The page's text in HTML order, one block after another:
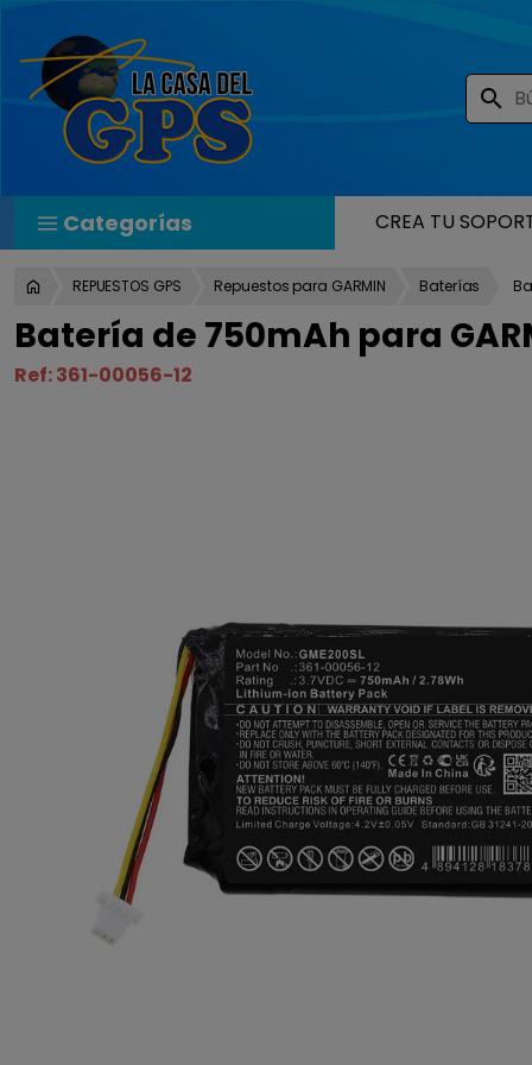
search
Categorías CREA TU
REPUESTOS GPS Repuestos para GARMIN Baterías
Batería de 750mAh para
Ref:361-00056-12